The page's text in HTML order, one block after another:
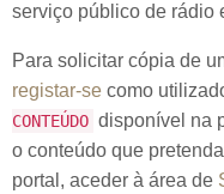
serviço público de rádio
Para solicitar cópia de
registar-se como
CONTEÚDO disponível na
o conteúdo que
portal, aceder à área de